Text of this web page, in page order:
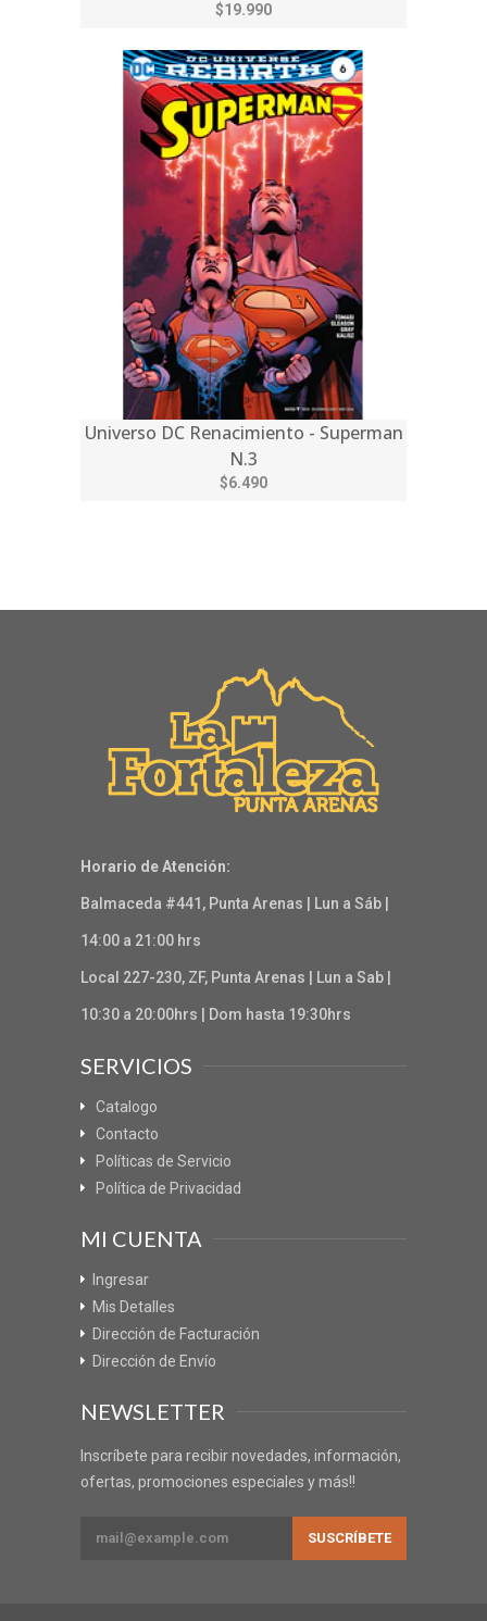
$19.990
Universo DC Renacimiento - Superman
N.3
$6.490
Horario de Atención:
Balmaceda #441, Punta Arenas | Lun a Sáb |
14:00 a 21:00 hrs
Local 227-230, ZF, Punta Arenas | Lun a Sab |
10:30 a 20:00hrs | Dom hasta 19:30hrs
SERVICIOS
Catalogo
Contacto
Políticas de Servicio
Política de Privacidad
MI CUENTA
Ingresar
Mis Detalles
Dirección de Facturación
Dirección de Envío
NEWSLETTER
Inscríbete para recibir novedades, información,
ofertas, promociones especiales y más!!